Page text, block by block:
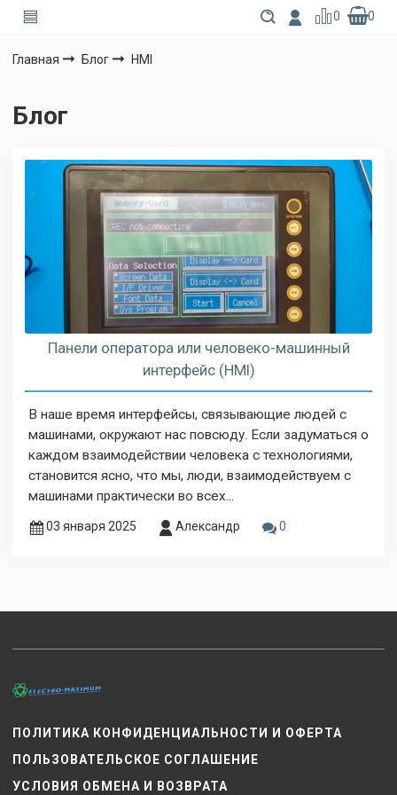
0 0
Главная Блог HMI
Блог
Панели оператора или человеко-машинный
интерфейс (HMI)
В наше время интерфейсы, связывающие людей с
машинами, окружают нас повсюду. Если задуматься о
каждом взаимодействии человека с технологиями,
становится ясно, что мы, люди, взаимодействуем с
машинами практически во всех...
03 января 2025 Александр 0
ПОЛИТИКА КОНФИДЕНЦИАЛЬНОСТИ И ОФЕРТА
ПОЛЬЗОВАТЕЛЬСКОЕ СОГЛАШЕНИЕ
УСЛОВИЯ ОБМЕНА И ВОЗВРАТА